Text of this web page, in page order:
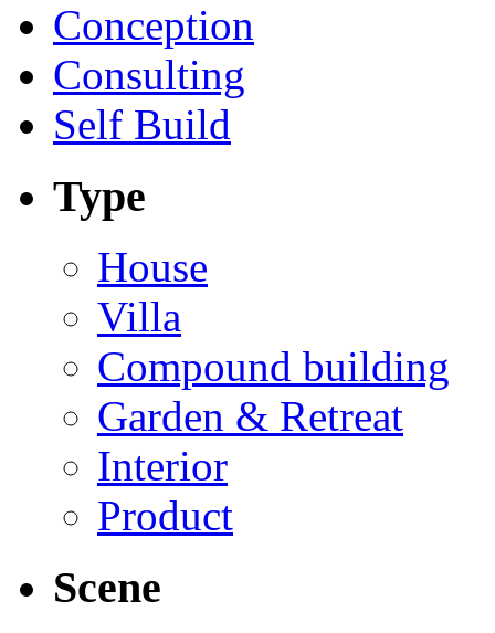
Conception
Consulting
Self Build
Type
House
Villa
Compound building
Garden & Retreat
Interior
Product
Scene